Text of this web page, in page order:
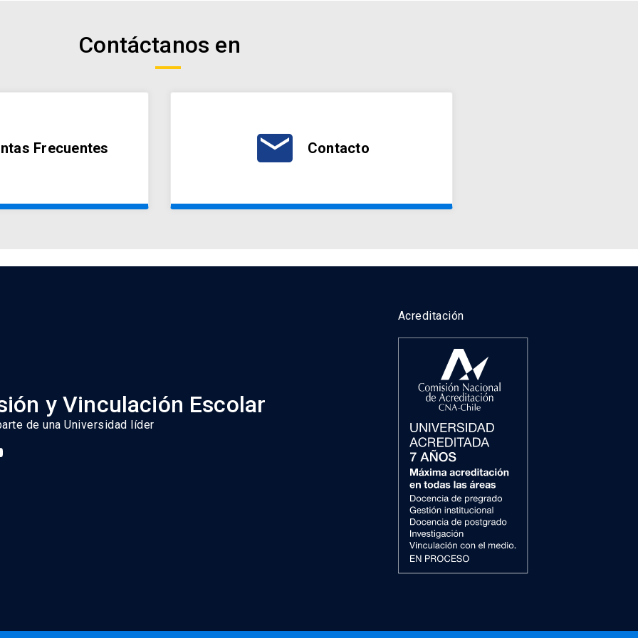
Contáctanos en
Frecuentes email Contacto
y Vinculación Escolar
de una Universidad líder
Acreditación